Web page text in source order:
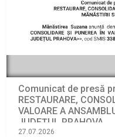
Comunicat de presă
RESTAURARE,
VALOARE A
JUDEȚUL PRAHOVA
27.07.2026